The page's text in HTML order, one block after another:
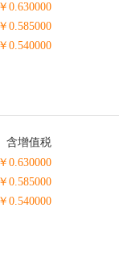
￥0.630000
￥0.585000
￥0.540000
含增值税
￥0.630000
￥0.585000
￥0.540000